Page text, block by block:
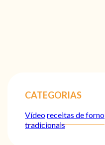
CATEGORIAS
Vídeoreceitas de forno
tradicionais